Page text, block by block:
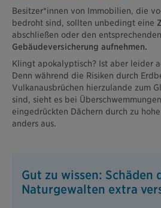
Besitzer*innen von Immobilien, die
bedroht sind, sollten unbedingt eine
abschließen oder den
Gebäudeversicherung aufnehmen.
Klingt apokalyptisch? Ist aber leider
Denn während die Risiken durch
Vulkanausbrüchen hierzulande zum
sind, sieht es bei
eingedrückten Dächern durch zu
anders aus.
Gut zu wissen: Schäden
Naturgewalten extra